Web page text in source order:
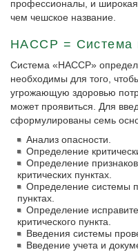
профессионалы, и широкая
чем чешское название.
HACCP = Система
Система «HACCP»
необходимы для того,
угрожающую здоровью
может проявиться. Для
сформулированы семь
Анализ опасности.
Определение
Определение
критических пунктах.
Определение системы
пунктах.
Определение
критического пункта.
Введения системы
Введение учета и